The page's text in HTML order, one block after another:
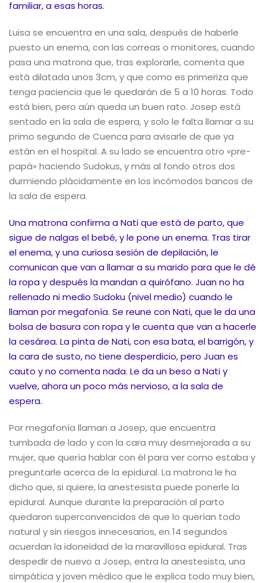
familiar, a esas horas.
Luisa se encuentra en una sala, después de haberle
puesto un enema, con las correas o monitores, cuando
pasa una matrona que, tras explorarle, comenta que
está dilatada unos 3cm, y que como es primeriza que
tenga paciencia que le quedarán de 5 a 10 horas. Todo
está bien, pero aún queda un buen rato. Josep está
sentado en la sala de espera, y solo le falta llamar a su
primo segundo de Cuenca para avisarle de que ya
están en el hospital. A su lado se encuentra otro «pre-
papá» haciendo Sudokus, y más al fondo otros dos
durmiendo plácidamente en los incómodos bancos de
la sala de espera.
Una matrona confirma a Nati que está de parto, que
sigue de nalgas el bebé, y le pone un enema. Tras tirar
el enema, y una curiosa sesión de depilación, le
comunican que van a llamar a su marido para que le dé
la ropa y después la mandan a quirófano. Juan no ha
rellenado ni medio Sudoku (nivel medio) cuando le
llaman por megafonía. Se reune con Nati, que le da una
bolsa de basura con ropa y le cuenta que van a hacerle
la cesárea. La pinta de Nati, con esa bata, el barrigón, y
la cara de susto, no tiene desperdicio, pero Juan es
cauto y no comenta nada. Le da un beso a Nati y
vuelve, ahora un poco más nervioso, a la sala de
espera.
Por megafonía llaman a Josep, que encuentra
tumbada de lado y con la cara muy desmejorada a su
mujer, que quería hablar con él para ver como estaba y
preguntarle acerca de la epidural. La matrona le ha
dicho que, si quiere, la anestesista puede ponerle la
epidural. Aunque durante la preparación al parto
quedaron superconvencidos de que lo querían todo
natural y sin riesgos innecesarios, en 14 segundos
acuerdan la idoneidad de la maravillosa epidural. Tras
despedir de nuevo a Josep, entra la anestesista, una
simpática y joven médico que le explica todo muy bien,